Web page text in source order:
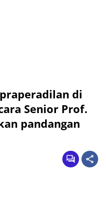
di
Senior Prof.
pandangan